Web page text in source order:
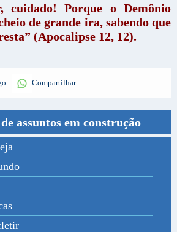
Porque o Demônio
de grande ira, sabendo que
(Apocalipse 12, 12).
Compartilhar
assuntos em construção